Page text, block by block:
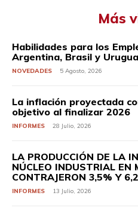
Más
Habilidades para los
Argentina, Brasil y
NOVEDADES 5 Agosto, 2026
La inflación proyectada
objetivo al finalizar 2026
INFORMES 28 Julio, 2026
LA PRODUCCIÓN DE LA
NÚCLEO INDUSTRIAL EN
CONTRAJERON 3,5% Y
INFORMES 13 Julio, 2026